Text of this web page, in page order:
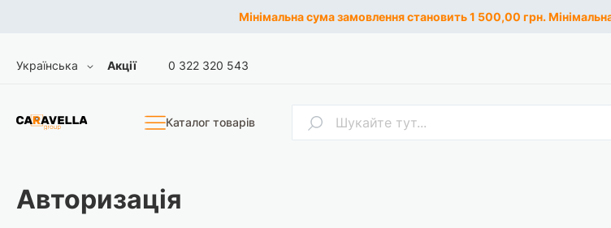
Мінімальна сума замовлення становить 1 500,00 грн.
Skip
Мова
Українська Акції 0 322 320 543
Каталог товарів Пошук
Авторизація